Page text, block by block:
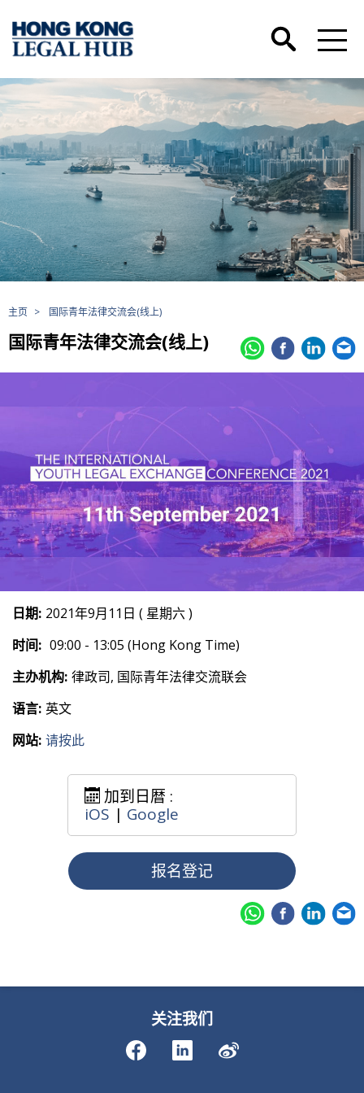
主页 > 国际青年法律交流会(线上)
国际青年法律交流会(线上)
日期: 2021年9月11日 ( 星期六 )
时间: 09:00 - 13:05 (Hong Kong Time)
主办机构: 律政司, 国际青年法律交流联会
语言: 英文
网站: 请按此
加到日暦 :
iOS | Google
报名登记
关注我们